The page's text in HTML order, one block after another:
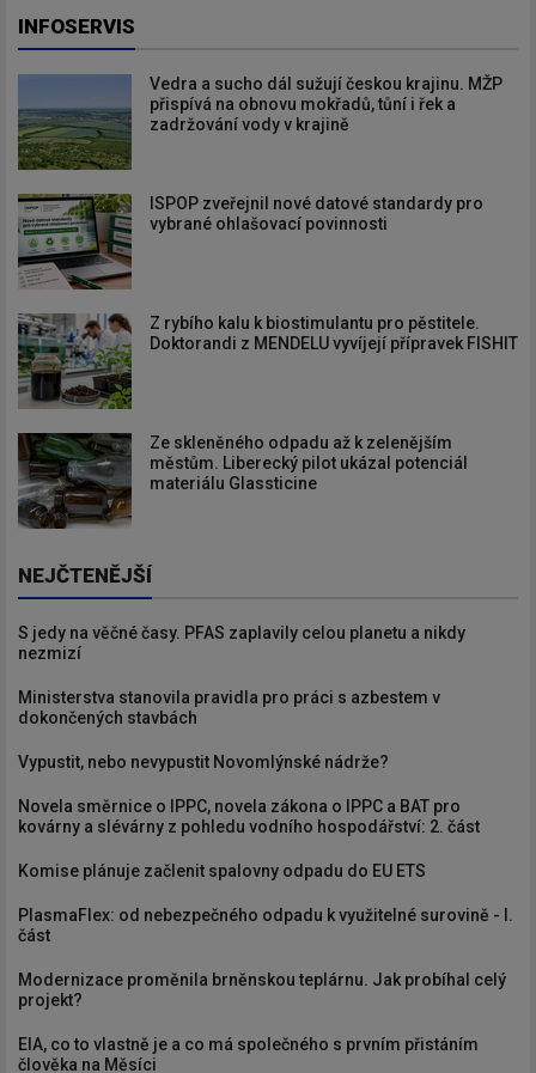
INFOSERVIS
Vedra a sucho dál sužují českou krajinu. MŽP
přispívá na obnovu mokřadů, tůní i řek a
zadržování vody v krajině
ISPOP zveřejnil nové datové standardy pro
vybrané ohlašovací povinnosti
Z rybího kalu k biostimulantu pro pěstitele.
Doktorandi z MENDELU vyvíjejí přípravek FISHIT
Ze skleněného odpadu až k zelenějším
městům. Liberecký pilot ukázal potenciál
materiálu Glassticine
NEJČTENĚJŠÍ
S jedy na věčné časy. PFAS zaplavily celou planetu a nikdy
nezmizí
Ministerstva stanovila pravidla pro práci s azbestem v
dokončených stavbách
Vypustit, nebo nevypustit Novomlýnské nádrže?
Novela směrnice o IPPC, novela zákona o IPPC a BAT pro
kovárny a slévárny z pohledu vodního hospodářství: 2. část
Komise plánuje začlenit spalovny odpadu do EU ETS
PlasmaFlex: od nebezpečného odpadu k využitelné surovině - I.
část
Modernizace proměnila brněnskou teplárnu. Jak probíhal celý
projekt?
EIA, co to vlastně je a co má společného s prvním přistáním
člověka na Měsíci